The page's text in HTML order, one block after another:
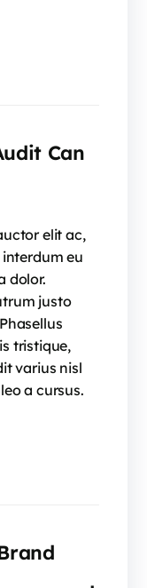
Can
elit ac,
eu
dolor.
justo
tristique,
varius nisl
a cursus.